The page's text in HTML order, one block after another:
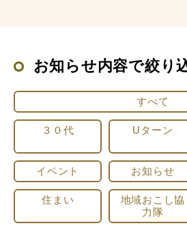
お知らせ内容で絞り
すべて
３０代 Uターン
イベント お知らせ
住まい
地域おこし協
力隊